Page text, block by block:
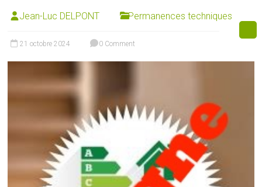
Jean-Luc DELPONT Permanences techniques
21 octobre 2024 0 Comment